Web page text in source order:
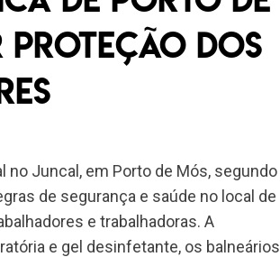
proteção dos
Juncal, em Porto de Mós, segundo
de segurança e saúde no local de
e trabalhadoras. A
e gel desinfetante, os balneários